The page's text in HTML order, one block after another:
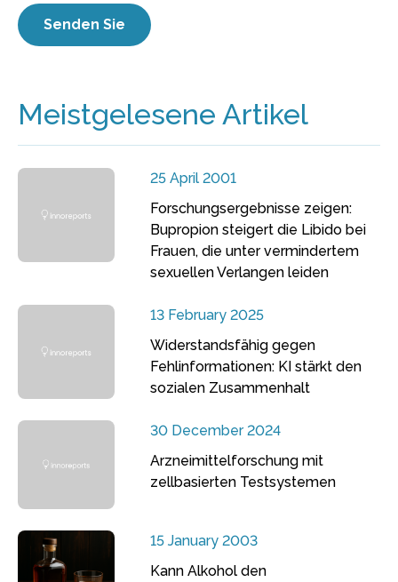
Meistgelesene Artikel
25 April 2001
Forschungsergebnisse zeigen:
Bupropion steigert die Libido bei
Frauen, die unter vermindertem
sexuellen Verlangen leiden
13 February 2025
Widerstandsfähig gegen
Fehlinformationen: KI stärkt den
sozialen Zusammenhalt
30 December 2024
Arzneimittelforschung mit
zellbasierten Testsystemen
15 January 2003
Kann Alkohol den